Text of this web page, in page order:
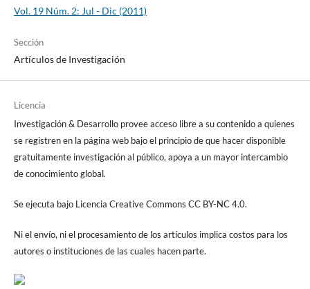
Vol. 19 Núm. 2: Jul - Dic (2011)
Sección
Artículos de Investigación
Licencia
Investigación & Desarrollo provee acceso libre a su contenido a quienes
se registren en la página web bajo el principio de que hacer disponible
gratuitamente investigación al público, apoya a un mayor intercambio
de conocimiento global.
Se ejecuta bajo Licencia Creative Commons CC BY-NC 4.0.
Ni el envío, ni el procesamiento de los artículos implica costos para los
autores o instituciones de las cuales hacen parte.